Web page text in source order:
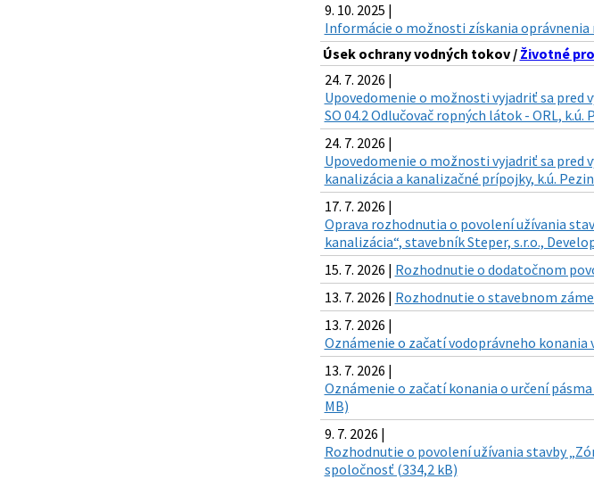
9. 10. 2025 |
Informácie o možnosti získania oprávnenia
Úsek ochrany vodných tokov / Životné
24. 7. 2026 |
Upovedomenie o možnosti vyjadriť sa pred
SO 04.2 Odlučovač ropných látok - ORL, k.ú.
24. 7. 2026 |
Upovedomenie o možnosti vyjadriť sa pred
kanalizácia a kanalizačné prípojky, k.ú.
17. 7. 2026 |
Oprava rozhodnutia o povolení užívania
kanalizácia“, stavebník Steper, s.r.o.,
15. 7. 2026 | Rozhodnutie o dodatočnom
13. 7. 2026 | Rozhodnutie o stavebnom
13. 7. 2026 |
Oznámenie o začatí vodoprávneho konania
13. 7. 2026 |
Oznámenie o začatí konania o určení
MB)
9. 7. 2026 |
Rozhodnutie o povolení užívania stavby
spoločnosť (334,2 kB)